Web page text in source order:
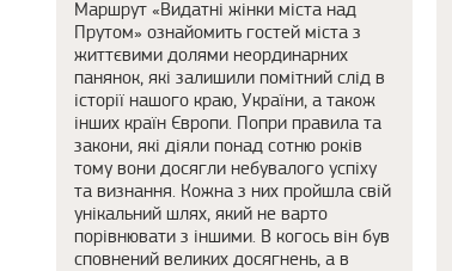
Маршрут «Видатні жінки міста над
Прутом» ознайомить гостей міста з
життєвими долями неординарних
панянок, які залишили помітний слід в
історії нашого краю, України, а також
інших країн Європи. Попри правила та
закони, які діяли понад сотню років
тому вони досягли небувалого успіху
та визнання. Кожна з них пройшла свій
унікальний шлях, який не варто
порівнювати з іншими. В когось він був
сповнений великих досягнень, а в